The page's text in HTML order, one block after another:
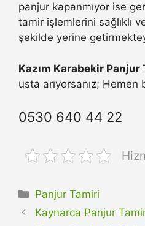
panjur kapanmıyor ise
tamir işlemlerini sağlıklı
şekilde yerine
Kazım Karabekir Panjur
usta arıyorsanız; Hemen
0530 640 44 22
Kategoriler
Panjur Tamiri
Kaynarca Panjur